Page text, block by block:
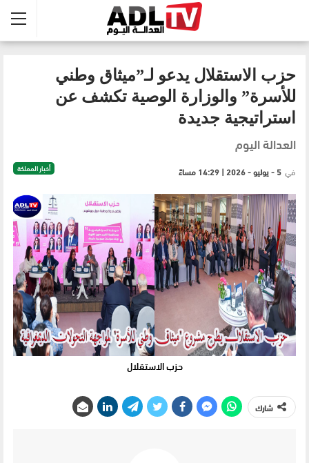
حزب الاستقلال يدعو لـ”ميثاق وطني
للأسرة” والوزارة الوصية تكشف عن
استراتيجية جديدة
العدالة اليوم
أخبار المملكة في 5 - يوليو - 2026 | 14:29 مساءً
حزب الاستقلال
شارك